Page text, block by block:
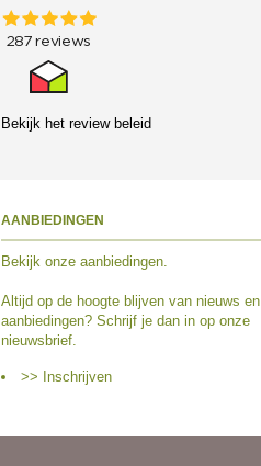
Bekijk het review beleid
AANBIEDINGEN
Bekijk onze aanbiedingen.
Altijd op de hoogte blijven van nieuws en
aanbiedingen? Schrijf je dan in op onze
nieuwsbrief.
>> Inschrijven